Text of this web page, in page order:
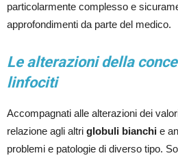
particolarmente complesso e
approfondimenti da parte del medico.
Le alterazioni della
linfociti
Accompagnati alle alterazioni dei
relazione agli altri globuli bianchi e
problemi e patologie di diverso tipo.